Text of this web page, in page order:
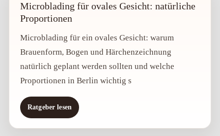
Microblading für ovales Gesicht: natürliche
Proportionen
Microblading für ein ovales Gesicht: warum
Brauenform, Bogen und Härchenzeichnung
natürlich geplant werden sollten und welche
Proportionen in Berlin wichtig s
Ratgeber lesen